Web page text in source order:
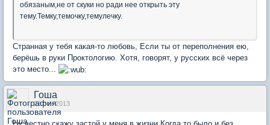
обязаным,не от скуки но ради нее открыть эту
тему.Темку,темочку,темулечку.
Странная у тебя какая-то любовь, Если ты от переполнения ею,
берёшь в руки Проктологию. Хотя, говорят, у русских всё через
это место...
Гоша
22 сен 2013